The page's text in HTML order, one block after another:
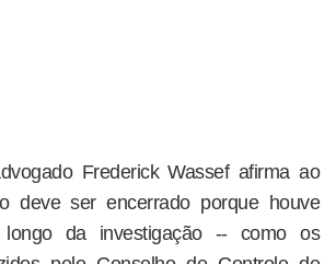
Frederick Wassef afirma ao
deve ser encerrado porque houve
longo da investigação -- como os